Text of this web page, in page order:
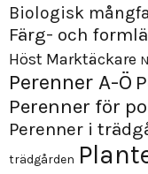
Biologisk
Färg- och
Höst Marktäckare
Perenner A-Ö
Perenner för
Perenner i
trädgården